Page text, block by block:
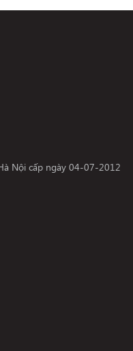
Nội cấp ngày 04-07-2012